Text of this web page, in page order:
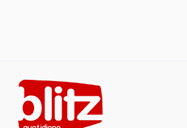
content